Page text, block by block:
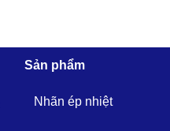
Sản phẩm
Nhãn ép nhiệt